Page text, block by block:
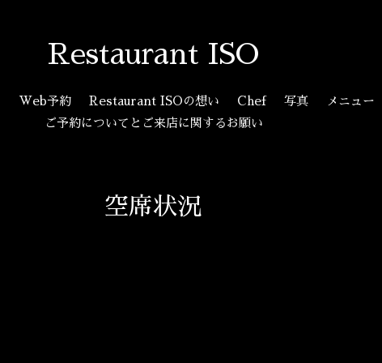
Restaurant ISO
Web予約 Restaurant ISOの想い Chef 写真 メニュー
ご予約についてとご来店に関するお願い
空席状況